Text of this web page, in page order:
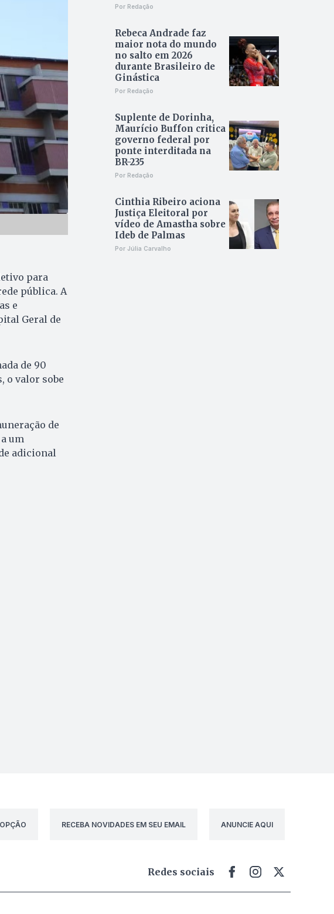
para
pública. A
e
Geral de
de 90
o valor sobe
de
um
adicional
Por Redação
Rebeca Andrade faz
maior nota do mundo
no salto em 2026
durante Brasileiro de
Ginástica
Por Redação
Suplente de Dorinha,
Maurício Buffon critica
governo federal por
ponte interditada na
BR-235
Por Redação
Cinthia Ribeiro aciona
Justiça Eleitoral por
vídeo de Amastha sobre
Ideb de Palmas
Por Júlia Carvalho
RECEBA NOVIDADES EM SEU EMAIL ANUNCIE AQUI
Redes sociais